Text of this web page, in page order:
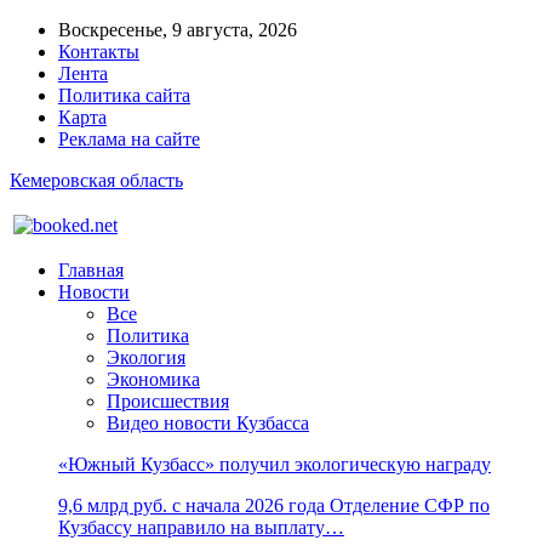
Воскресенье, 9 августа, 2026
Контакты
Лента
Политика сайта
Карта
Реклама на сайте
Кемеровская область
Главная
Новости
Все
Политика
Экология
Экономика
Происшествия
Видео новости Кузбасса
«Южный Кузбасс» получил экологическую награду
9,6 млрд руб. с начала 2026 года Отделение СФР по
Кузбассу направило на выплату…